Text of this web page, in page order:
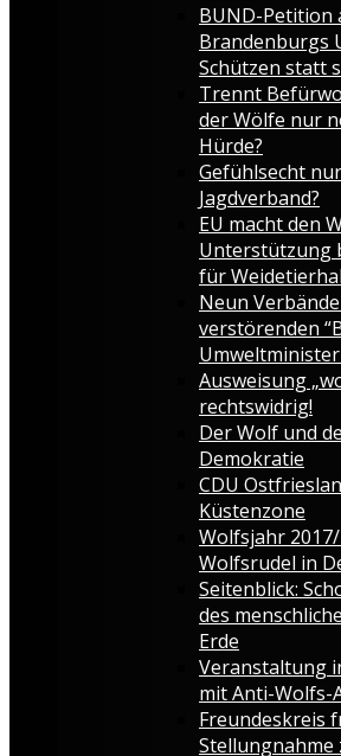
BUND-Petition
Brandenburgs
Schützen statt
Trennt
der Wölfe nur
Hürde?
Gefühlsecht
Jagdverband?
EU macht den
Unterstützung
für
Neun
verstörenden
Ausweisung
rechtswidrig!
Der Wolf und
Demokratie
CDU
Küstenzone
Wolfsjahr
Wolfsrudel in
Seitenblick:
des
Erde
Veranstaltung
mit Anti-Wolfs-
Freundeskreis
Stellungnahme